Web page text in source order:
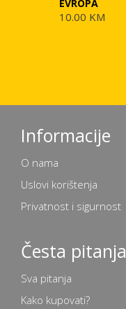
EVROPA
10.00 KM
Informacije
O nama
Uslovi korištenja
Privatnost i sigurnost
Česta pitanja
Sva pitanja
Kako kupovati?